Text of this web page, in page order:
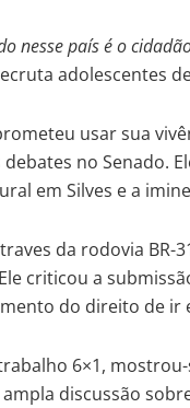
nesse país é o
adolescentes
usar sua
debates no Senado.
em Silves e a
da rodovia
criticou a
do direito de ir
6×1,
discussão